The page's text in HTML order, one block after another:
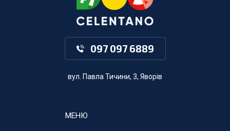
097 097 6889
вул. Павла Тичини, 3, Яворів
МЕНЮ